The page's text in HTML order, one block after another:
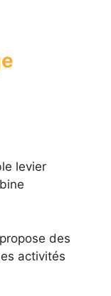
levier
des
activités